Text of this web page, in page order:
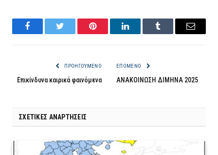
FacebookTwitter Pinterest LinkedInTumblr Email
ΠΡΟΗΓΟΎΜΕΝΟ
Επικίνδυνα καιρικά φαινόμενα
ΕΠΌΜΕΝΟ
ΑΝΑΚΟΙΝΩΣΗ ΔΙΜΗΝΑ 2025
ΣΧΕΤΙΚΈΣ ΑΝΑΡΤΉΣΕΙΣ